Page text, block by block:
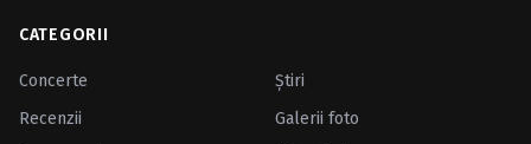
CATEGORII
Concerte
Ştiri
Recenzii
Galerii foto